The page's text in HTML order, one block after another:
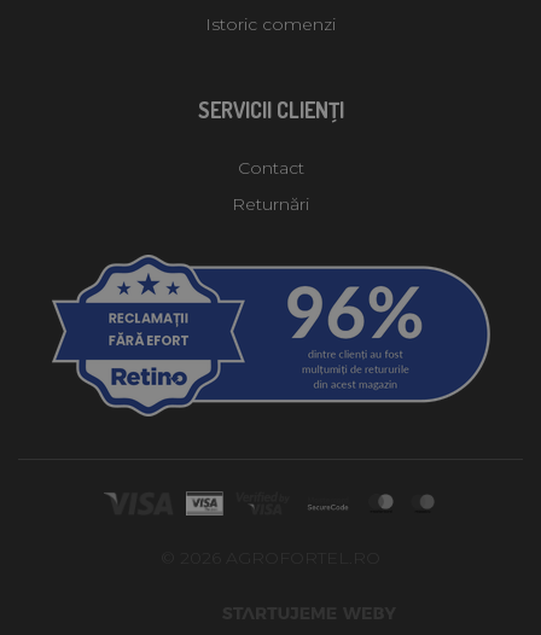
Istoric comenzi
SERVICII CLIENŢI
Contact
Returnări